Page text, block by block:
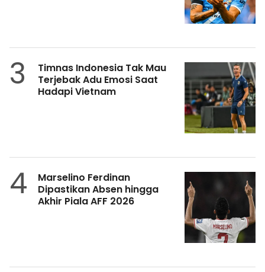
3
Timnas Indonesia Tak Mau
Terjebak Adu Emosi Saat
Hadapi Vietnam
4
Marselino Ferdinan
Dipastikan Absen hingga
Akhir Piala AFF 2026